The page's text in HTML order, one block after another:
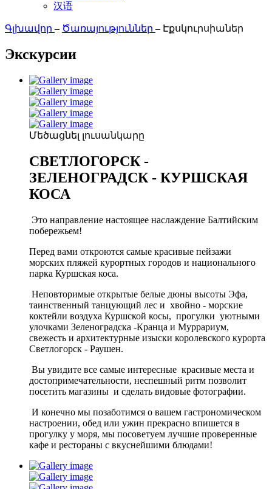
汉语
Գլխավոր – Ծառայություններ – Էքսկուրսիաներ
Экскурсии
Մեծացնել լուսանկարը
СВЕТЛОГОРСК -
ЗЕЛЕНОГРАДСК - КУРШСКАЯ
КОСА
Это направление настоящее наслаждение Балтийским
побережьем!
Перед вами откроются самые красивые пейзажи
морских пляжей курортных городов и национального
парка Куршская коса.
Неповторимые открытые белые дюны высоты Эфа,
таинственный танцующий лес и хвойно - морские
коктейли воздуха Куршской косы, прогулки уютными
улочками Зеленоградска -Кранца и Муррариум,
свежесть и архитектурные изыски королевского курорта
Светлогорск - Раушен.
Вы увидите все самые интересные красивые места и
достопримечательности, неспешный ритм позволит
посетить магазины и сделать видовые фотографии.
И конечно мы позаботимся о вашем гастрономическом
настроении, обед или ужин прекрасно впишется в
прогулку у моря, мы посоветуем лучшие проверенные
кафе и рестораны с вкуснейшими блюдами!